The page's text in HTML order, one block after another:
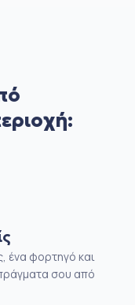
ένα φορτηγό και
σου από